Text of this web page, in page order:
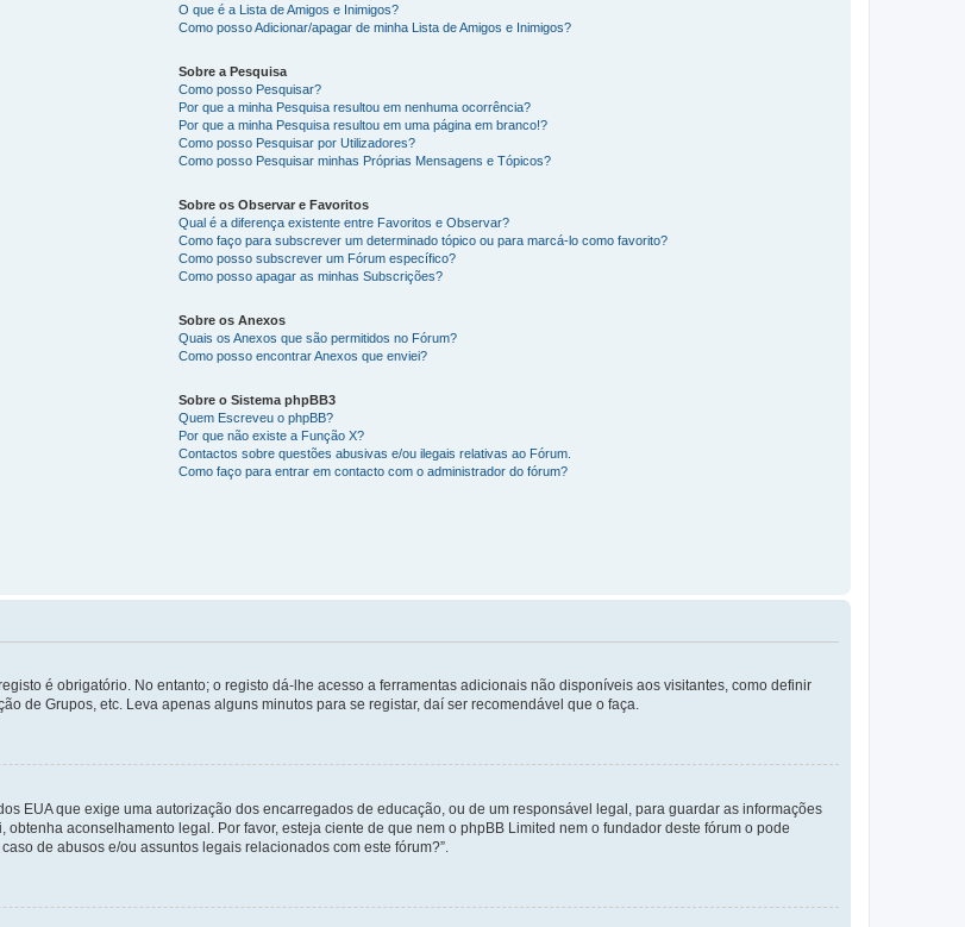
O que é a Lista de Amigos e Inimigos?
Como posso Adicionar/apagar de minha Lista de Amigos e Inimigos?
Sobre a Pesquisa
Como posso Pesquisar?
Por que a minha Pesquisa resultou em nenhuma ocorrência?
Por que a minha Pesquisa resultou em uma página em branco!?
Como posso Pesquisar por Utilizadores?
Como posso Pesquisar minhas Próprias Mensagens e Tópicos?
Sobre os Observar e Favoritos
Qual é a diferença existente entre Favoritos e Observar?
Como faço para subscrever um determinado tópico ou para marcá-lo como favorito?
Como posso subscrever um Fórum específico?
Como posso apagar as minhas Subscrições?
Sobre os Anexos
Quais os Anexos que são permitidos no Fórum?
Como posso encontrar Anexos que enviei?
Sobre o Sistema phpBB3
Quem Escreveu o phpBB?
Por que não existe a Função X?
Contactos sobre questões abusivas e/ou ilegais relativas ao Fórum.
Como faço para entrar em contacto com o administrador do fórum?
é obrigatório. No entanto; o registo dá-lhe acesso a ferramentas adicionais não disponíveis aos visitantes, como definir
de Grupos, etc. Leva apenas alguns minutos para se registar, daí ser recomendável que o faça.
EUA que exige uma autorização dos encarregados de educação, ou de um responsável legal, para guardar as informações
aconselhamento legal. Por favor, esteja ciente de que nem o phpBB Limited nem o fundador deste fórum o pode
de abusos e/ou assuntos legais relacionados com este fórum?”.